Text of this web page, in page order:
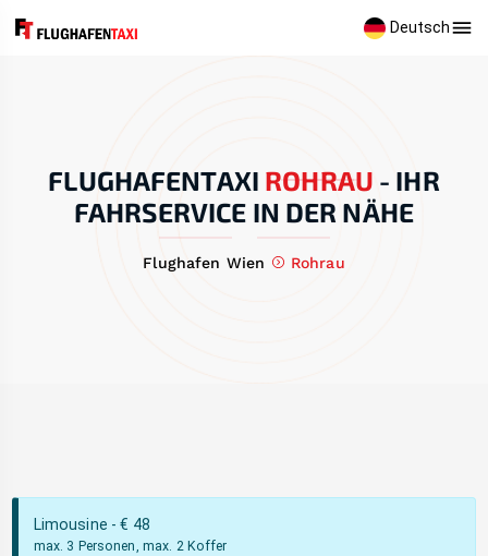
Deutsch
FLUGHAFENTAXI ROHRAU - IHR
FAHRSERVICE IN DER NÄHE
Flughafen Wien Rohrau
Limousine - € 48
max. 3 Personen, max. 2 Koffer